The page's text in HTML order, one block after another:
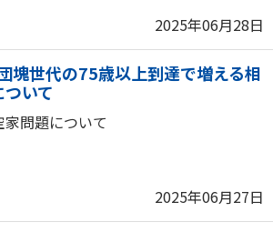
2025年06月28日
塊世代の75歳以上到達で増える相
いて
問題について
2025年06月27日